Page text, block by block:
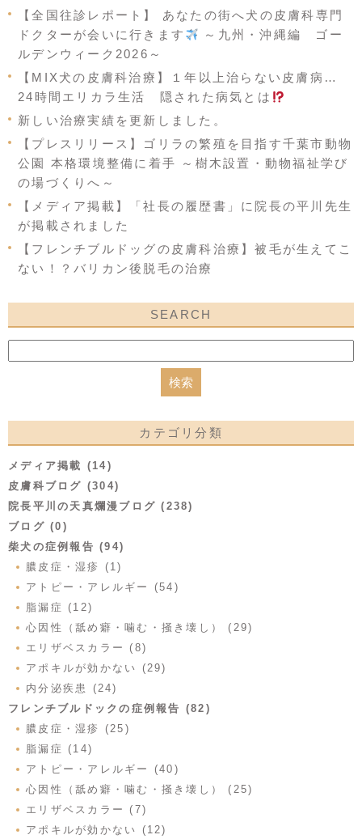
【全国往診レポート】 あなたの街へ犬の皮膚科専門
ドクターが会いに行きます
～九州・沖縄編 ゴー
ルデンウィーク2026～
【MIX犬の皮膚科治療】１年以上治らない皮膚病…
24時間エリカラ生活 隠された病気とは
新しい治療実績を更新しました。
【プレスリリース】ゴリラの繁殖を目指す千葉市動物
公園 本格環境整備に着手 ～樹木設置・動物福祉学び
の場づくりへ～
【メディア掲載】「社長の履歴書」に院長の平川先生
が掲載されました
【フレンチブルドッグの皮膚科治療】被毛が生えてこ
ない！？バリカン後脱毛の治療
SEARCH
カテゴリ分類
メディア掲載 (14)
皮膚科ブログ (304)
院長平川の天真爛漫ブログ (238)
ブログ (0)
柴犬の症例報告 (94)
膿皮症・湿疹 (1)
アトピー・アレルギー (54)
脂漏症 (12)
心因性（舐め癖・噛む・掻き壊し） (29)
エリザベスカラー (8)
アポキルが効かない (29)
内分泌疾患 (24)
フレンチブルドックの症例報告 (82)
膿皮症・湿疹 (25)
脂漏症 (14)
アトピー・アレルギー (40)
心因性（舐め癖・噛む・掻き壊し） (25)
エリザベスカラー (7)
アポキルが効かない (12)